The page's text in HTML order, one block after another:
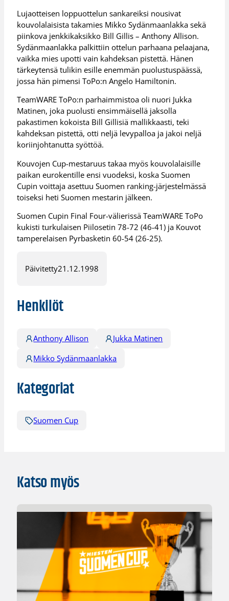
Lujaotteisen loppuottelun sankareiksi nousivat
kouvolalaisista takamies Mikko Sydänmaanlakka sekä
piinkova jenkkikaksikko Bill Gillis – Anthony Allison.
Sydänmaanlakka palkittiin ottelun parhaana pelaajana,
vaikka mies upotti vain kahdeksan pistettä. Hänen
tärkeytensä tulikin esille enemmän puolustuspäässä,
jossa hän pimensi ToPo:n Angelo Hamiltonin.
TeamWARE ToPo:n parhaimmistoa oli nuori Jukka
Matinen, joka puolusti ensimmäisellä jaksolla
pakastimen kokoista Bill Gillisiä mallikkaasti, teki
kahdeksan pistettä, otti neljä levypalloa ja jakoi neljä
koriinjohtanutta syöttöä.
Kouvojen Cup-mestaruus takaa myös kouvolalaisille
paikan eurokentille ensi vuodeksi, koska Suomen
Cupin voittaja asettuu Suomen ranking-järjestelmässä
toiseksi heti Suomen mestarin jälkeen.
Suomen Cupin Final Four-välierissä TeamWARE ToPo
kukisti turkulaisen Piilosetin 78-72 (46-41) ja Kouvot
tamperelaisen Pyrbasketin 60-54 (26-25).
Päivitetty21.12.1998
Henkilöt
Anthony Allison
Jukka Matinen
Mikko Sydänmaanlakka
Kategoriat
Suomen Cup
Katso myös